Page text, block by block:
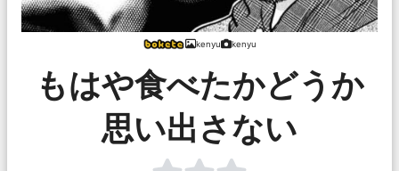
kenyu kenyu
もはや食べたかどうか
思い出さない